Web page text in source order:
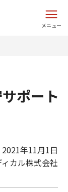
メニュー
ポート
2021年11月1日
カル株式会社